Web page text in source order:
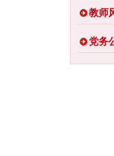
教师
党务